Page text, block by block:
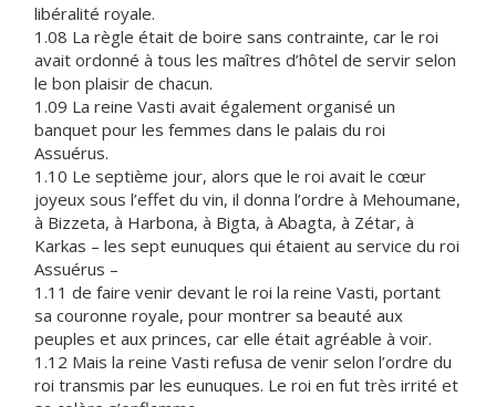
libéralité royale.
1.08 La règle était de boire sans contrainte, car le roi
avait ordonné à tous les maîtres d’hôtel de servir selon
le bon plaisir de chacun.
1.09 La reine Vasti avait également organisé un
banquet pour les femmes dans le palais du roi
Assuérus.
1.10 Le septième jour, alors que le roi avait le cœur
joyeux sous l’effet du vin, il donna l’ordre à Mehoumane,
à Bizzeta, à Harbona, à Bigta, à Abagta, à Zétar, à
Karkas – les sept eunuques qui étaient au service du roi
Assuérus –
1.11 de faire venir devant le roi la reine Vasti, portant
sa couronne royale, pour montrer sa beauté aux
peuples et aux princes, car elle était agréable à voir.
1.12 Mais la reine Vasti refusa de venir selon l’ordre du
roi transmis par les eunuques. Le roi en fut très irrité et